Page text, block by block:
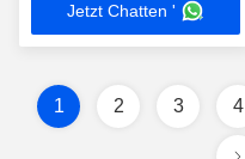
Cracker Teig
Verarbeitung Linie
Jetzt Chatten '
1 2 3 4